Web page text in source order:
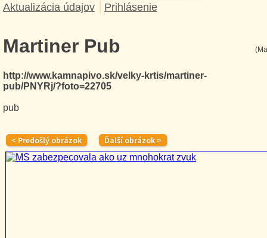
Aktualizácia údajov
Prihlásenie
Martiner Pub
http://www.kamnapivo.sk/velky-krtis/martiner-
pub/PNYRj/?foto=22705
pub